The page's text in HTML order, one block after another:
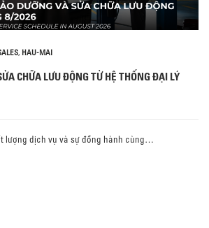
, HAU-MAI
CHỮA LƯU ĐỘNG TỪ HỆ THỐNG ĐẠI LÝ
lượng dịch vụ và sự đồng hành cùng…